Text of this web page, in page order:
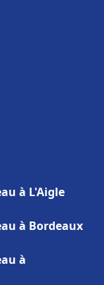
à L'Aigle
à Bordeaux
à